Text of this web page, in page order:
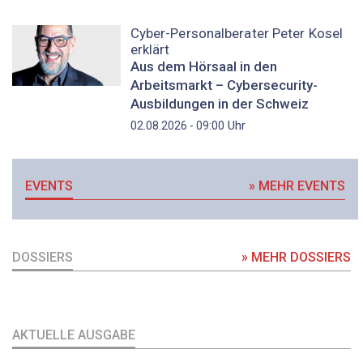
Cyber-Personalberater Peter Kosel
erklärt
Aus dem Hörsaal in den
Arbeitsmarkt – Cybersecurity-
Ausbildungen in der Schweiz
02.08.2026 - 09:00 Uhr
EVENTS » MEHR EVENTS
DOSSIERS » MEHR DOSSIERS
AKTUELLE AUSGABE